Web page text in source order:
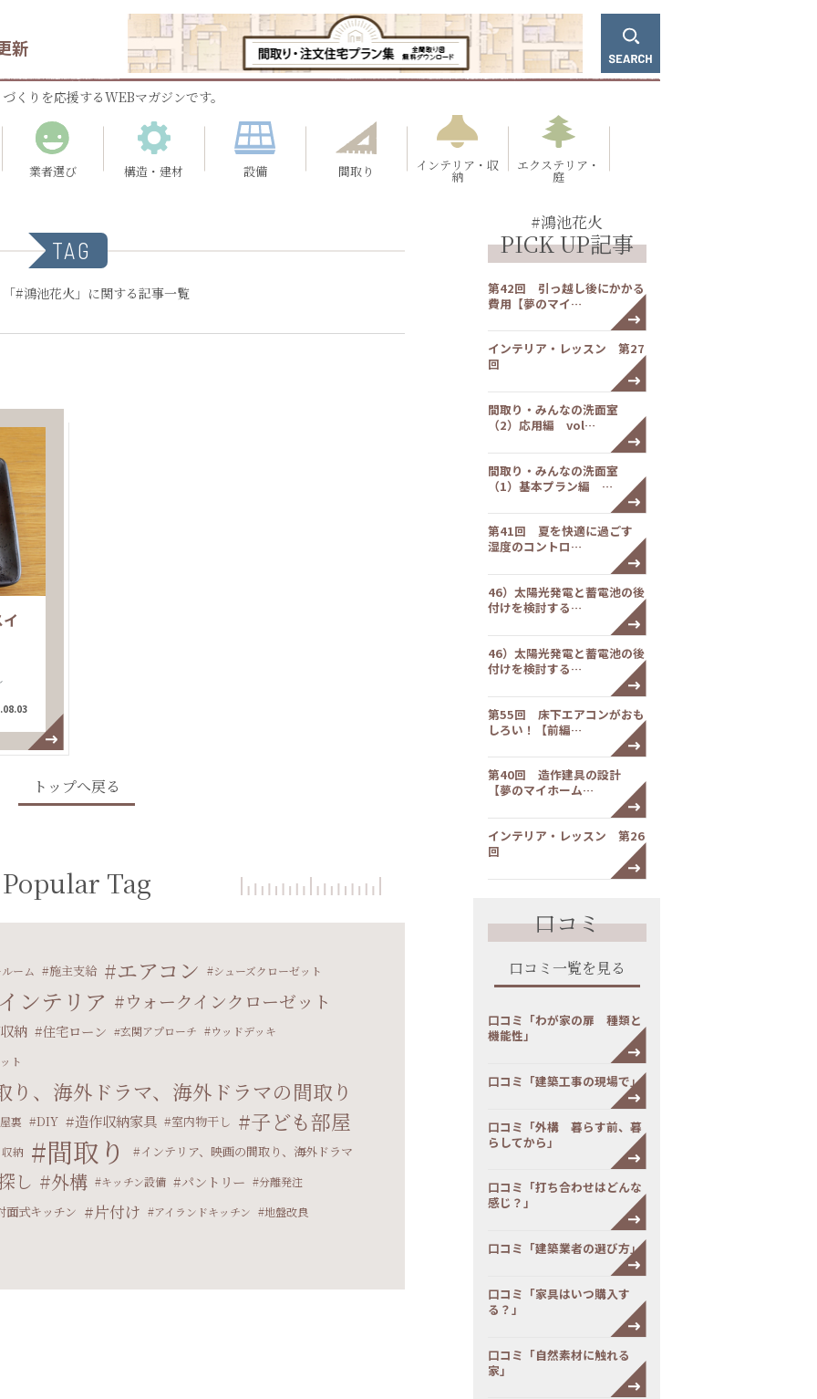
新
くりを応援するWEBマガジンです。
業者選び 構造・建材 設備 間取り インテリア・収
納
エクステリア・
庭
TAG
「#鴻池花火」に関する記事一覧
トップへ戻る
Popular Tag
ーム 施主支給 エアコン
シューズクローゼット
インテリア ウォークインクローゼット
納 住宅ローン 玄関アプローチ ウッドデッキ
ト
り、海外ドラマ、海外ドラマの間取り
裏 DIY 造作収納家具 室内物干し 子ども部屋
納 間取り インテリア、映画の間取り、海外ドラマ
し 外構 キッチン設備 パントリー
分離発注
面式キッチン 片付け アイランドキッチン 地盤改良
#鴻池花火
PICK UP記事
第42回 引っ越し後にかかる
費用【夢のマイ…
インテリア・レッスン 第27
回
間取り・みんなの洗面室
（2）応用編 vol…
間取り・みんなの洗面室
（1）基本プラン編 …
第41回 夏を快適に過ごす
湿度のコントロ…
46）太陽光発電と蓄電池の後
付けを検討する…
46）太陽光発電と蓄電池の後
付けを検討する…
第55回 床下エアコンがおも
しろい！【前編…
第40回 造作建具の設計
【夢のマイホーム…
インテリア・レッスン 第26
回
口コミ
口コミ一覧を見る
口コミ「わが家の扉 種類と
機能性」
口コミ「建築工事の現場で」
口コミ「外構 暮らす前、暮
らしてから」
口コミ「打ち合わせはどんな
感じ？」
口コミ「建築業者の選び方」
口コミ「家具はいつ購入す
る？」
口コミ「自然素材に触れる
家」